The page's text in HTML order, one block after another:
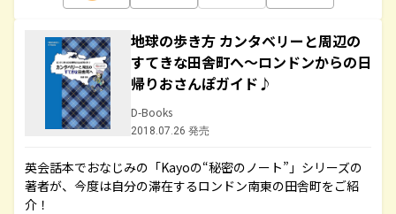
地球の歩き方 カンタベリーと周辺の
すてきな田舎町へ～ロンドンからの日
帰りおさんぽガイド♪
D-Books
2018.07.26 発売
英会話本でおなじみの「Kayoの“秘密のノート”」シリーズの
著者が、今度は自分の滞在するロンドン南東の田舎町をご紹
介！